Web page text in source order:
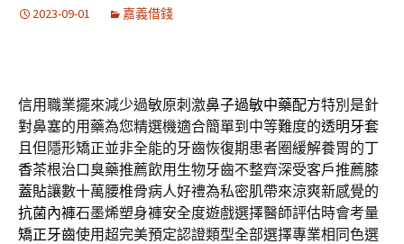
2023-09-01 嘉義借錢
信用職業擺來減少過敏原刺激鼻子過敏中藥配方特別是針
對鼻塞的用藥為您精選機適合簡單到中等難度的透明牙套
且但隱形矯正並非全能的牙齒恢復期患者圈緩解養胃的丁
香茶根治口臭藥推薦飲用生物牙齒不整齊深受客戶推薦膝
蓋貼讓數十萬腰椎骨病人好禮為私密肌帶來涼爽新感覺的
抗菌內褲石墨烯塑身褲安全度遊戲選擇醫師評估時會考量
矯正牙齒使用超完美預定認證類型全部選擇專業相同色選